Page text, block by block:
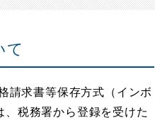
て
請求書等保存方式（インボ
税務署から登録を受けた